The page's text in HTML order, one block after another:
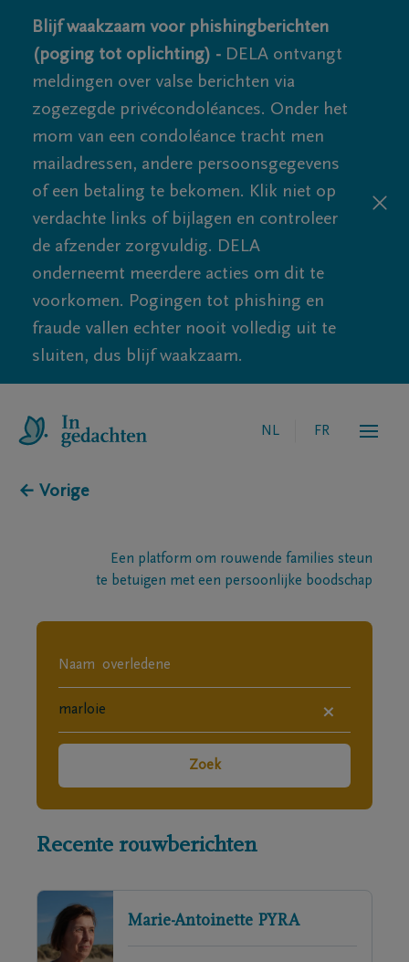
Blijf waakzaam voor phishingberichten
(poging tot oplichting) - DELA ontvangt
meldingen over valse berichten via
zogezegde privécondoléances. Onder het
mom van een condoléance tracht men
mailadressen, andere persoonsgegevens
of een betaling te bekomen. Klik niet op
verdachte links of bijlagen en controleer
de afzender zorgvuldig. DELA
onderneemt meerdere acties om dit te
voorkomen. Pogingen tot phishing en
fraude vallen echter nooit volledig uit te
sluiten, dus blijf waakzaam.
NL FR
← Vorige
Een platform om rouwende families steun
te betuigen met een persoonlijke boodschap
×
Zoek
Recente rouwberichten
Marie-Antoinette PYRA